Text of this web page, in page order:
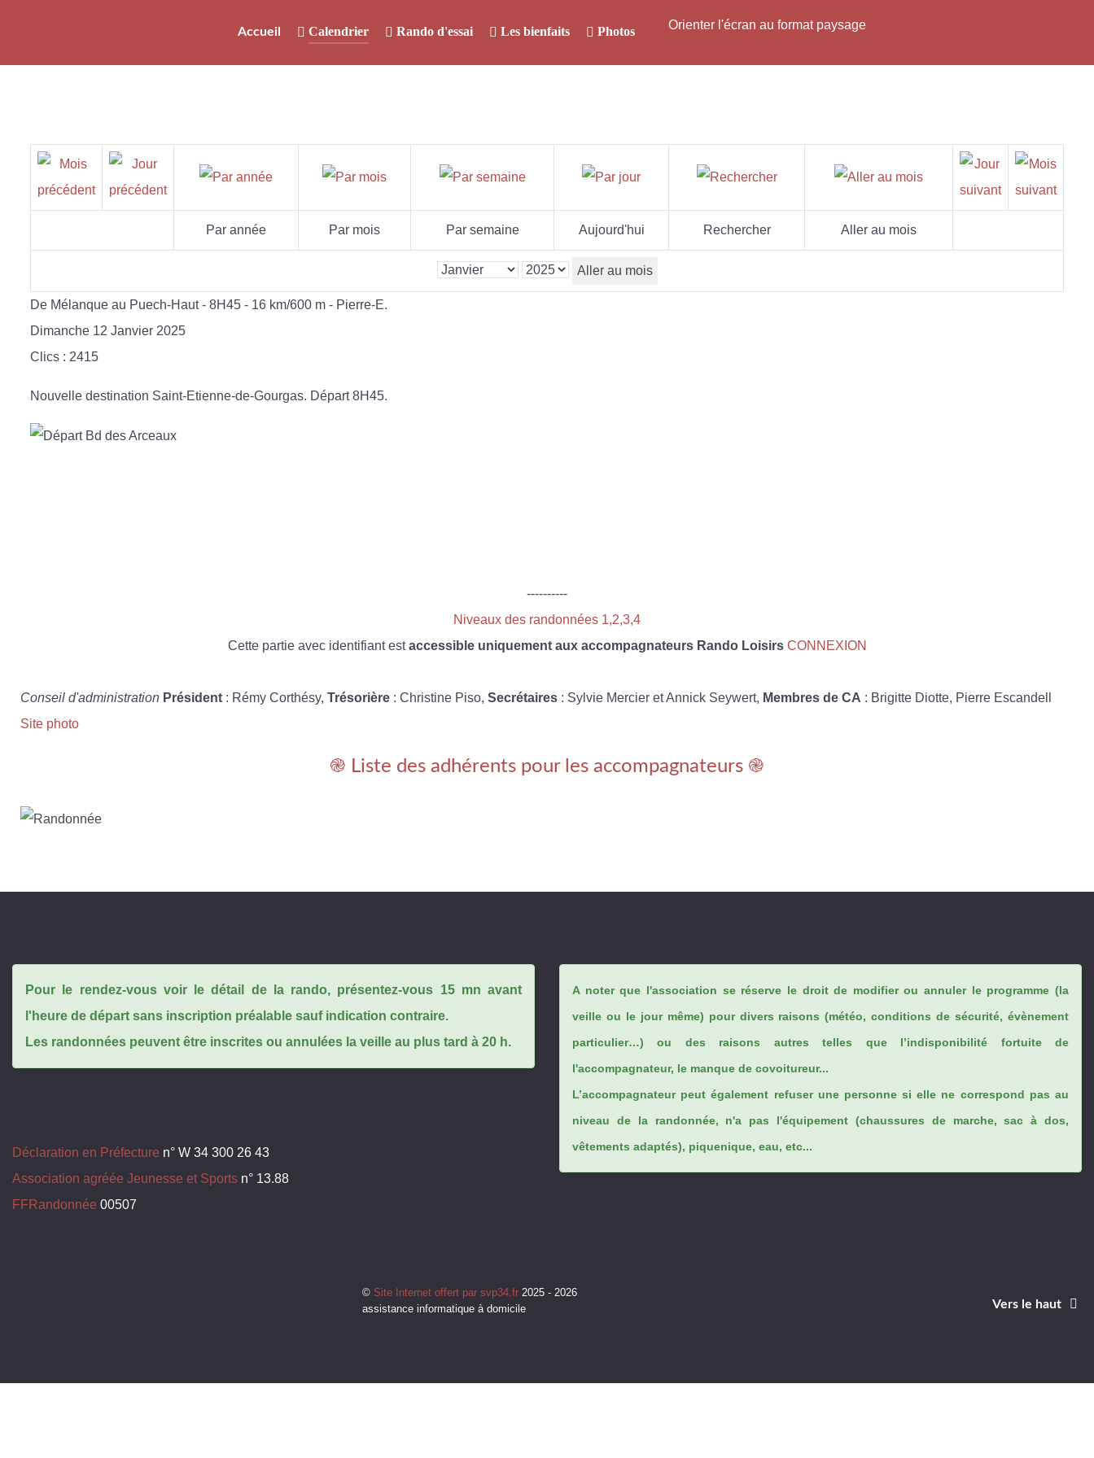
Accueil Calendrier Rando d'essai Les bienfaits Photos Orienter l'écran au format paysage
Par année Par mois Par semaine Aujourd'hui Rechercher Aller au mois
Aller au mois
De Mélanque au Puech-Haut - 8H45 - 16 km/600 m - Pierre-E.
Dimanche 12 Janvier 2025
Clics : 2415
Nouvelle destination Saint-Etienne-de-Gourgas. Départ 8H45.
----------
Niveaux des randonnées 1,2,3,4
Cette partie avec identifiant estaccessible uniquement aux accompagnateurs Rando Loisirs CONNEXION
Conseil d'administration Président : Rémy Corthésy, Trésorière : Christine Piso, Secrétaires : Sylvie Mercier et Annick Seywert, Membres de CA : Brigitte Diotte, Pierre Escandell
Site photo
֎ Liste des adhérents pour les accompagnateurs ֎
Pour le rendez-vous voir le détail de la rando, présentez-vous 15 mn avant
l'heure de départ sans inscription préalable sauf indication contraire.
Les randonnées peuvent être inscrites ou annulées la veille au plus tard à 20 h.
Déclaration en Préfecture n° W 34 300 26 43
Association agréée Jeunesse et Sports n° 13.88
FFRandonnée 00507
A noter que l'association se réserve le droit de modifier ou annuler le programme (la
veille ou le jour même) pour divers raisons (météo, conditions de sécurité, évènement
particulier…) ou des raisons autres telles que l’indisponibilité fortuite de
l'accompagnateur, le manque de covoitureur...
L’accompagnateur peut également refuser une personne si elle ne correspond pas au
niveau de la randonnée, n'a pas l'équipement (chaussures de marche, sac à dos,
vêtements adaptés), piquenique, eau, etc...
© Site Internet offert par svp34.fr 2025 - 2026
assistance informatique à domicile
Vers le haut